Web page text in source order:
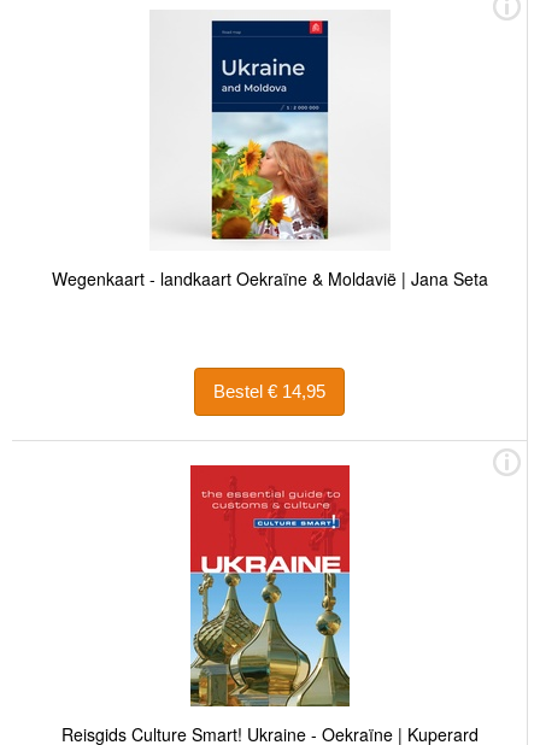
Wegenkaart - landkaart Oekraïne & Moldavië | Jana Seta
Bestel € 14,95
Reisgids Culture Smart! Ukraine - Oekraïne | Kuperard